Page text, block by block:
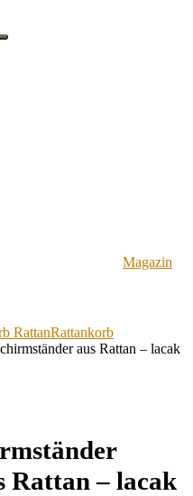
Magazin
RattanRattankorb
aus Rattan – lacak
Rattan – lacak